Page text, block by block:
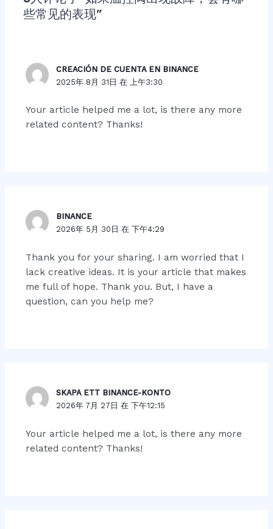
些常见的表现”
CREACIÓN DE CUENTA EN BINANCE
2025年 8月 31日 在 上午3:30
Your article helped me a lot, is there any more
related content? Thanks!
BINANCE
2026年 5月 30日 在 下午4:29
Thank you for your sharing. I am worried that I
lack creative ideas. It is your article that makes
me full of hope. Thank you. But, I have a
question, can you help me?
SKAPA ETT BINANCE-KONTO
2026年 7月 27日 在 下午12:15
Your article helped me a lot, is there any more
related content? Thanks!